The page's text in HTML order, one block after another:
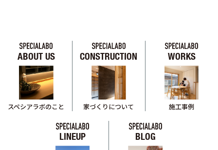
ABOUT US
スペシアラボのこと
CONSTRUCTION
家づくりについて
WORKS
施工事例
LINEUP BLOG